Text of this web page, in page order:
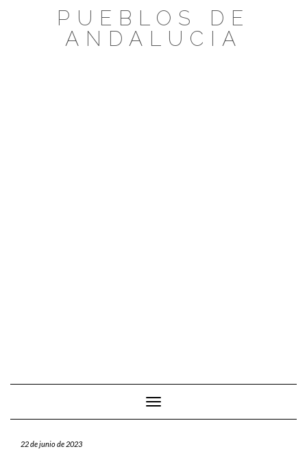
PUEBLOS DE
ANDALUCIA
Cambiar modo de navegación
22 de junio de 2023